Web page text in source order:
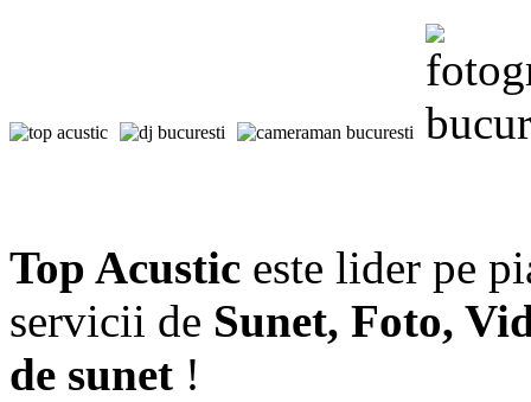
Top Acustic este lider pe
servicii de Sunet, Foto,
de sunet !